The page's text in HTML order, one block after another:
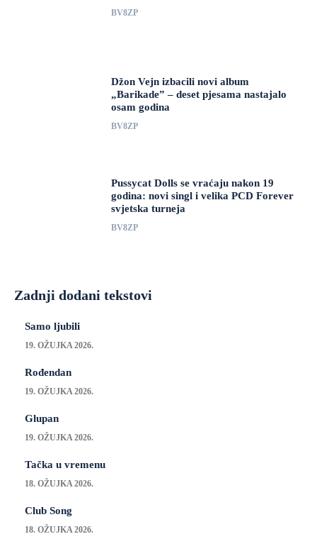
BV8ZP
Džon Vejn izbacili novi album
„Barikade” – deset pjesama nastajalo
osam godina
BV8ZP
Pussycat Dolls se vraćaju nakon 19
godina: novi singl i velika PCD Forever
svjetska turneja
BV8ZP
Zadnji dodani tekstovi
Samo ljubili
19. OŽUJKA 2026.
Rođendan
19. OŽUJKA 2026.
Glupan
19. OŽUJKA 2026.
Tačka u vremenu
18. OŽUJKA 2026.
Club Song
18. OŽUJKA 2026.